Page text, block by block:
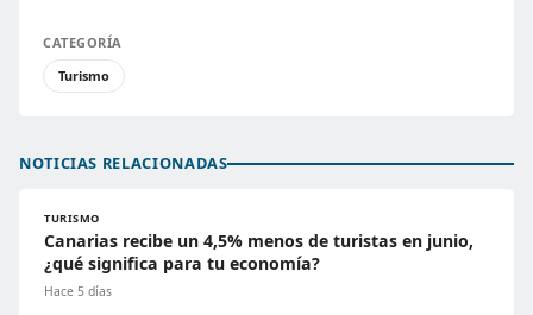
CATEGORÍA
Turismo
NOTICIAS RELACIONADAS
TURISMO
Canarias recibe un 4,5% menos de turistas en junio,
¿qué significa para tu economía?
Hace 5 días